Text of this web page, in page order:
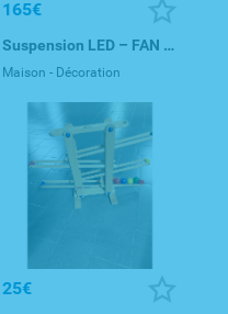
165€
Suspension LED – FAN EUROPE SHANGAI
Maison - Décoration
25€